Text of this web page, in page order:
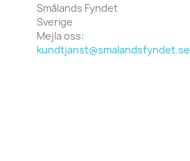
Smålands Fyndet
Sverige
Mejla oss:
kundtjanst@smalandsfyndet.se